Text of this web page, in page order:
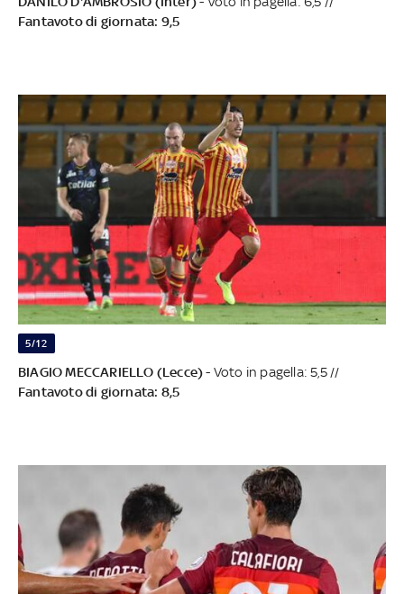
Fantavoto di giornata: 9,5
5/12
BIAGIO MECCARIELLO (Lecce)- Voto in pagella: 5,5 //
Fantavoto di giornata: 8,5